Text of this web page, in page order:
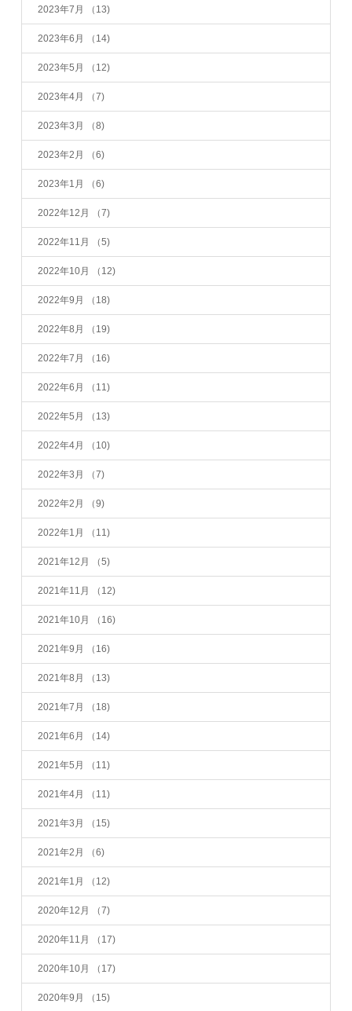
2023年7月 （13)
2023年6月 （14)
2023年5月 （12)
2023年4月 （7)
2023年3月 （8)
2023年2月 （6)
2023年1月 （6)
2022年12月 （7)
2022年11月 （5)
2022年10月 （12)
2022年9月 （18)
2022年8月 （19)
2022年7月 （16)
2022年6月 （11)
2022年5月 （13)
2022年4月 （10)
2022年3月 （7)
2022年2月 （9)
2022年1月 （11)
2021年12月 （5)
2021年11月 （12)
2021年10月 （16)
2021年9月 （16)
2021年8月 （13)
2021年7月 （18)
2021年6月 （14)
2021年5月 （11)
2021年4月 （11)
2021年3月 （15)
2021年2月 （6)
2021年1月 （12)
2020年12月 （7)
2020年11月 （17)
2020年10月 （17)
2020年9月 （15)